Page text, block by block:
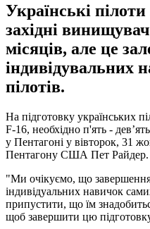
Українські
західні
місяців, але це
індивідувальних
пілотів.
На підготовку українських
F-16, необхідно п'ять -
у Пентагоні у вівторок, 31
Пентагону США Пет Райдер.
"Ми очікуємо, що
індивідуальних навичок
припустити, що їм
щоб завершити цю